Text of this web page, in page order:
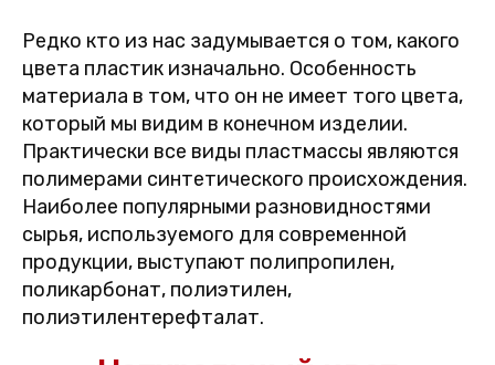
Редко кто из нас задумывается о том, какого
цвета пластик изначально. Особенность
материала в том, что он не имеет того цвета,
который мы видим в конечном изделии.
Практически все виды пластмассы являются
полимерами синтетического происхождения.
Наиболее популярными разновидностями
сырья, используемого для современной
продукции, выступают полипропилен,
поликарбонат, полиэтилен,
полиэтилентерефталат.